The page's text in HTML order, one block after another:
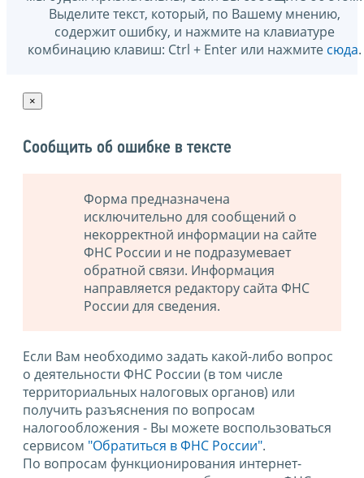
Выделите текст, который, по Вашему мнению,
содержит ошибку, и нажмите на клавиатуре
комбинацию клавиш: Ctrl + Enter или нажмите сюда.
×
Сообщить об ошибке в тексте
Форма предназначена
исключительно для сообщений о
некорректной информации на сайте
ФНС России и не подразумевает
обратной связи. Информация
направляется редактору сайта ФНС
России для сведения.
Если Вам необходимо задать какой-либо вопрос
о деятельности ФНС России (в том числе
территориальных налоговых органов) или
получить разъяснения по вопросам
налогообложения - Вы можете воспользоваться
сервисом "Обратиться в ФНС России".
По вопросам функционирования интернет-